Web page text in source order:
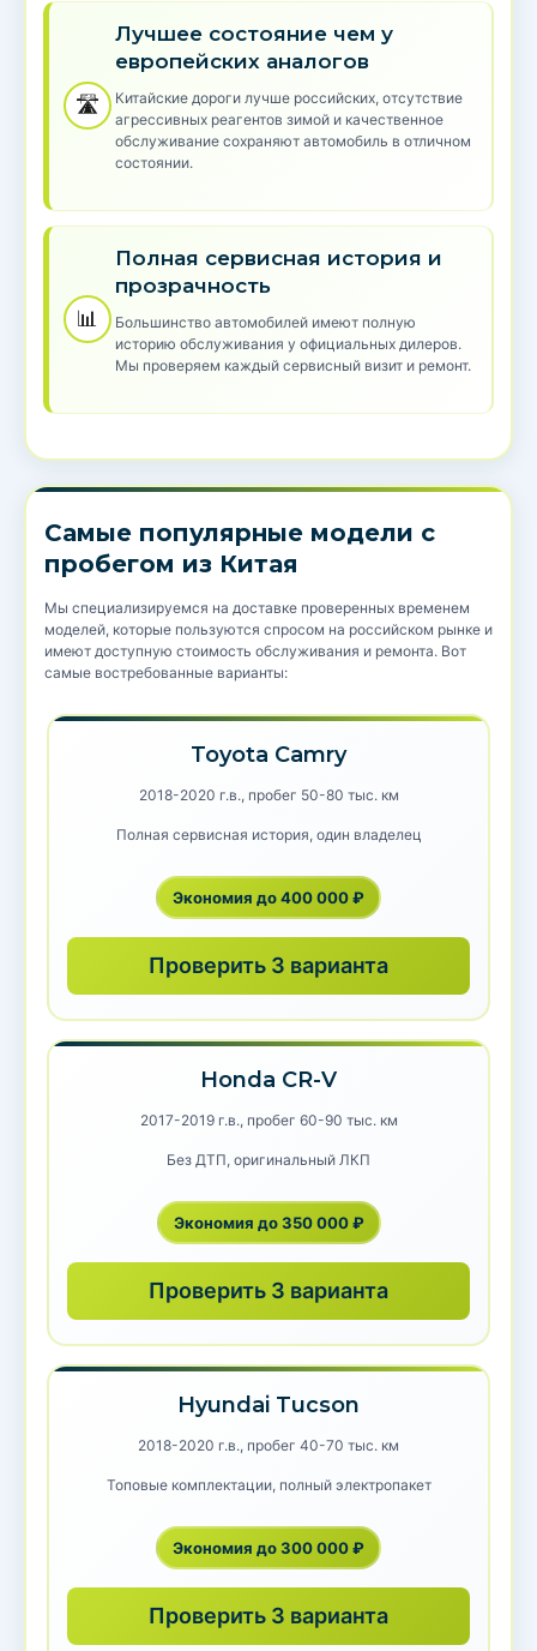
🛣️
Лучшее состояние чем у
европейских аналогов
Китайские дороги лучше российских, отсутствие
агрессивных реагентов зимой и качественное
обслуживание сохраняют автомобиль в отличном
состоянии.
📊
Полная сервисная история и
прозрачность
Большинство автомобилей имеют полную
историю обслуживания у официальных дилеров.
Мы проверяем каждый сервисный визит и ремонт.
Самые популярные модели с
пробегом из Китая
Мы специализируемся на доставке проверенных временем
моделей, которые пользуются спросом на российском рынке и
имеют доступную стоимость обслуживания и ремонта. Вот
самые востребованные варианты:
Toyota Camry
2018-2020 г.в., пробег 50-80 тыс. км
Полная сервисная история, один владелец
Экономия до 400 000 ₽
Проверить 3 варианта
Honda CR-V
2017-2019 г.в., пробег 60-90 тыс. км
Без ДТП, оригинальный ЛКП
Экономия до 350 000 ₽
Проверить 3 варианта
Hyundai Tucson
2018-2020 г.в., пробег 40-70 тыс. км
Топовые комплектации, полный электропакет
Экономия до 300 000 ₽
Проверить 3 варианта